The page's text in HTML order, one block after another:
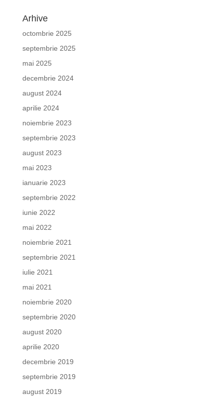
Arhive
octombrie 2025
septembrie 2025
mai 2025
decembrie 2024
august 2024
aprilie 2024
noiembrie 2023
septembrie 2023
august 2023
mai 2023
ianuarie 2023
septembrie 2022
iunie 2022
mai 2022
noiembrie 2021
septembrie 2021
iulie 2021
mai 2021
noiembrie 2020
septembrie 2020
august 2020
aprilie 2020
decembrie 2019
septembrie 2019
august 2019